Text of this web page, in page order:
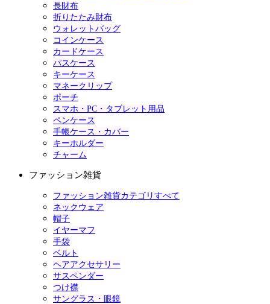
長財布
折りたたみ財布
ウォレットバッグ
コインケース
カードケース
パスケース
キーケース
マネークリップ
ポーチ
スマホ・PC・タブレット用品
ペンケース
手帳ケース・カバー
キーホルダー
チャーム
ファッション雑貨
ファッション雑貨カテゴリすべて
ネックウェア
帽子
イヤーマフ
手袋
ベルト
ヘアアクセサリー
サスペンダー
つけ襟
サングラス・眼鏡